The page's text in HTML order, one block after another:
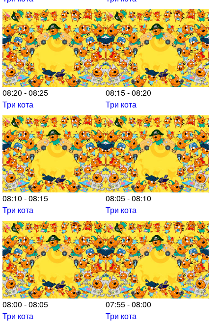
08:20 - 08:25
Три кота
08:15 - 08:20
Три кота
08:10 - 08:15
Три кота
08:05 - 08:10
Три кота
08:00 - 08:05
Три кота
07:55 - 08:00
Три кота